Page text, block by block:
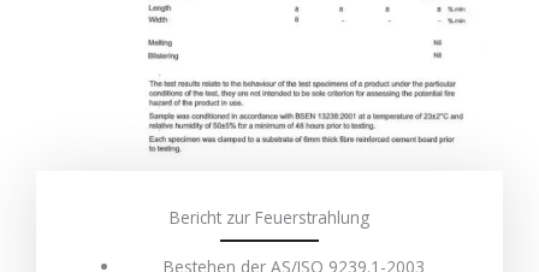
Bericht zur Feuerstrahlung
Bestehen der AS/ISO 9239.1-2003